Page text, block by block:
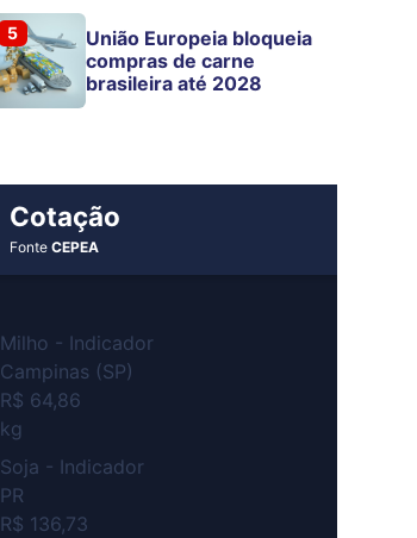
5
União Europeia bloqueia
compras de carne
brasileira até 2028
Cotação
FonteCEPEA
Milho - Indicador
Campinas (SP)
R$ 64,86
kg
Soja - Indicador
PR
R$ 136,73